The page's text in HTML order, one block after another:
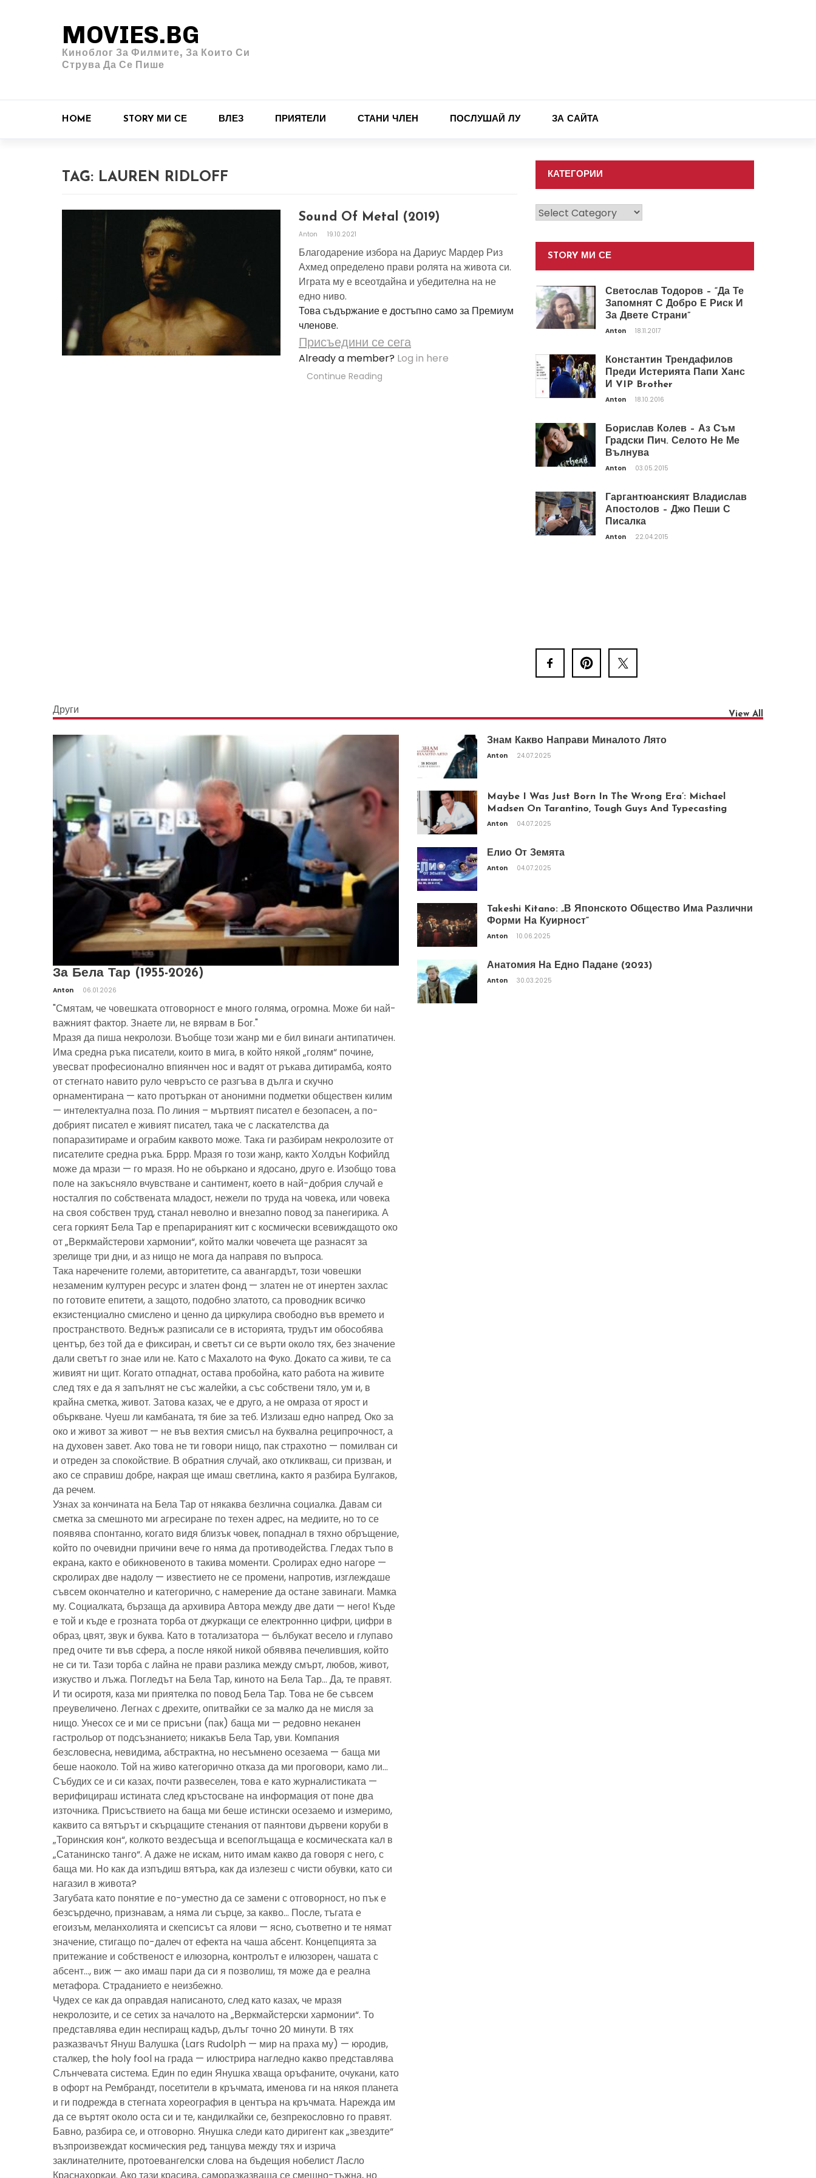
MOVIES.BG
Киноблог За Филмите, За Които Си
Струва Да Се Пише
HOME STORY МИ СЕ ВЛЕЗ ПРИЯТЕЛИ СТАНИ ЧЛЕН ПОСЛУШАЙ ЛУ ЗА САЙТА
TAG: LAUREN RIDLOFF
Sound Of Metal (2019)
Anton 19.10.2021
Благодарение избора на Дариус Мардер Риз
Ахмед определено прави ролята на живота си.
Играта му е всеотдайна и убедителна на не
едно ниво.
Това съдържание е достъпно само за Премиум
членове.
Присъедини се сега
Already a member? Log in here
Continue Reading
КАТЕГОРИИ
Категории
STORY МИ СЕ
Светослав Тодоров – “Да Те
Запомнят С Добро Е Риск И
За Двете Страни”
Anton 18.11.2017
Константин Трендафилов
Преди Истерията Папи Ханс
И VIP Brother
Anton 18.10.2016
Борислав Колев – Аз Съм
Градски Пич. Селото Не Ме
Вълнува
Anton 03.05.2015
Гаргантюанският Владислав
Апостолов – Джо Пеши С
Писалка
Anton 22.04.2015
Други View All
За Бела Тар (1955-2026)
Anton 06.01.2026
"Смятам, че човешката отговорност е много голяма, огромна. Може би най-
важният фактор. Знаете ли, не вярвам в Бог."
Мразя да пиша некролози. Въобще този жанр ми е бил винаги антипатичен.
Има средна ръка писатели, които в мига, в който някой „голям“ почине,
увесват професионално впиянчен нос и вадят от ръкава дитирамба, която
от стегнато навито руло чевръсто се разгъва в дълга и скучно
орнаментирана — като протъркан от анонимни подметки обществен килим
— интелектуална поза. По линия – мъртвият писател е безопасен, а по-
добрият писател е живият писател, така че с ласкателства да
попаразитираме и ограбим каквото може. Така ги разбирам некролозите от
писателите средна ръка. Бррр. Мразя го този жанр, както Холдън Кофийлд
може да мрази — го мразя. Но не объркано и ядосано, друго е. Изобщо това
поле на закъсняло вчувстване и сантимент, което в най-добрия случай е
носталгия по собствената младост, нежели по труда на човека, или човека
на своя собствен труд, станал неволно и внезапно повод за панегирика. А
сега горкият Бела Тар е препарираният кит с космически всевиждащото око
от „Веркмайстерови хармонии“, който малки човечета ще разнасят за
зрелище три дни, и аз нищо не мога да направя по въпроса.
Така наречените големи, авторитетите, са авангардът, този човешки
незаменим културен ресурс и златен фонд — златен не от инертен захлас
по готовите епитети, а защото, подобно златото, са проводник всичко
екзистенциално смислено и ценно да циркулира свободно във времето и
пространството. Веднъж разписали се в историята, трудът им обособява
център, без той да е фиксиран, и светът си се върти около тях, без значение
дали светът го знае или не. Като с Махалото на Фуко. Докато са живи, те са
живият ни щит. Когато отпаднат, остава пробойна, като работа на живите
след тях е да я запълнят не със жалейки, а със собствени тяло, ум и, в
крайна сметка, живот. Затова казах, че е друго, а не омраза от ярост и
объркване. Чуеш ли камбаната, тя бие за теб. Излизаш едно напред. Око за
око и живот за живот — не във вехтия смисъл на буквална реципрочност, а
на духовен завет. Ако това не ти говори нищо, пак страхотно — помилван си
и отреден за спокойствие. В обратния случай, ако откликваш, си призван, и
ако се справиш добре, накрая ще имаш светлина, както я разбира Булгаков,
да речем.
Узнах за кончината на Бела Тар от някаква безлична социалка. Давам си
сметка за смешното ми агресиране по техен адрес, на медиите, но то се
появява спонтанно, когато видя близък човек, попаднал в тяхно обръщение,
който по очевидни причини вече го няма да противодейства. Гледах тъпо в
екрана, както е обикновеното в такива моменти. Сролирах едно нагоре —
скролирах две надолу — известието не се промени, напротив, изглеждаше
съвсем окончателно и категорично, с намерение да остане завинаги. Мамка
му. Социалката, бързаща да архивира Автора между две дати — него! Къде
е той и къде е грозната торба от джуркащи се електроннно цифри, цифри в
образ, цвят, звук и буква. Като в тотализатора — бълбукат весело и глупаво
пред очите ти във сфера, а после някой никой обявява печелившия, който
не си ти. Тази торба с лайна не прави разлика между смърт, любов, живот,
изкуство и лъжа. Погледът на Бела Тар, киното на Бела Тар… Да, те правят.
И ти осиротя, каза ми приятелка по повод Бела Тар. Това не бе съвсем
преувеличено. Легнах с дрехите, опитвайки се за малко да не мисля за
нищо. Унесох се и ми се присъни (пак) баща ми — редовно неканен
гастрольор от подсъзнанието; никакъв Бела Тар, уви. Компания
безсловесна, невидима, абстрактна, но несъмнено осезаема — баща ми
беше наоколо. Той на живо категорично отказа да ми проговори, камо ли…
Събудих се и си казах, почти развеселен, това е като журналистиката —
верифицираш истината след кръстосване на информация от поне два
източника. Присъствието на баща ми беше истински осезаемо и измеримо,
каквито са вятърът и скърцащите стенания от паянтови дървени коруби в
„Торинския кон“, колкото вездесъща и всепоглъщаща е космическата кал в
„Сатанинско танго“. А даже не искам, нито имам какво да говоря с него, с
баща ми. Но как да изпъдиш вятъра, как да излезеш с чисти обувки, като си
нагазил в живота?
Загубата като понятие е по-уместно да се замени с отговорност, но пък е
безсърдечно, признавам, а няма ли сърце, за какво… После, тъгата е
егоизъм, меланхолията и скепсисът са ялови — ясно, съответно и те нямат
значение, стигащо по-далеч от ефекта на чаша абсент. Концепцията за
притежание и собственост е илюзорна, контролът е илюзорен, чашата с
абсент…, виж — ако имаш пари да си я позволиш, тя може да е реална
метафора. Страданието е неизбежно.
Чудех се как да оправдая написаното, след като казах, че мразя
некролозите, и се сетих за началото на „Веркмайстерски хармонии“. То
представлява един неспиращ кадър, дълъг точно 20 минути. В тях
разказвачът Януш Валушка (Lars Rudolph — мир на праха му) — юродив,
сталкер, the holy fool на града — илюстрира нагледно какво представлява
Слънчевата система. Един по един Янушка хваща оръфаните, очукани, като
в офорт на Рембрандт, посетители в кръчмата, именова ги на някоя планета
и ги подрежда в стегната хореография в центъра на кръчмата. Нарежда им
да се въртят около оста си и те, кандилкайки се, безпрекословно го правят.
Бавно, разбира се, и отговорно. Янушка следи като диригент как „звездите“
възпроизвеждат космическия ред, танцува между тях и изрича
заклинателните, протоевангелски слова на бъдещия нобелист Ласло
Знам Какво Направи Миналото Лято
Anton 24.07.2025
Maybe I Was Just Born In The Wrong Era’: Michael
Madsen On Tarantino, Tough Guys And Typecasting
Anton 04.07.2025
Елио От Земята
Anton 04.07.2025
Takeshi Kitano: „В Японското Общество Има Различни
Форми На Куирност“
Anton 10.06.2025
Анатомия На Едно Падане (2023)
Anton 30.03.2025